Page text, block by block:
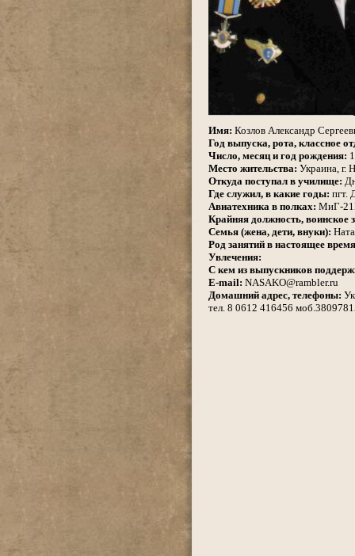
Имя: Козлов Александр
Год выпуска, рота, классное
Число, месяц и год рождения:
Место жительства: Украина, г.
Откуда поступал в училище:
Где служил, в какие годы: пгт.
Авиатехника в полках: МиГ-
Крайняя должность, воинское
Семья (жена, дети, внуки):
Род занятий в настоящее
Увлечения:
С кем из выпускников
E-mail: NASAKO@rambler.ru
Домашний адрес, телефоны:
тел. 8 0612 416456